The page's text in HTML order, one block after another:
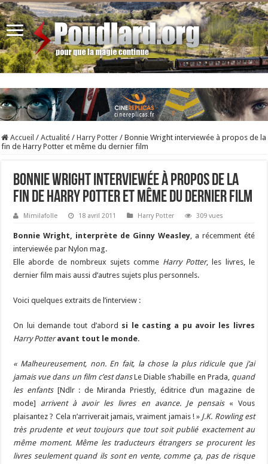
Accueil / Actualité / Harry Potter / Bonnie Wright interviewée à propos de la
fin de Harry Potter et même du dernier film
Bonnie Wright interviewée à propos de la
fin de Harry Potter et même du dernier film
Mimilafolle 18 avril 2011 Harry Potter 309 vues
Bonnie Wright, interprète de Ginny Weasley, a récemment été
interviewée par Nylon mag.
Elle aborde de nombreux sujets comme Harry Potter, les livres, le
dernier film mais aussi d’autres sujets plus personnels.
Voici quelques extraits de l’interview :
On lui demande tout d’abord si le casting a pu avoir les livres
Harry Potteravant tout le monde.
« Malheureusement, non. En fait, la chose la plus ridicule que j’ai
jamais vue dans un film c’est dansLe Diable s’habille en Prada, quand
les enfants[Ndlr : de Miranda Priestly, éditrice d’un magazine de
mode] arrivent à avoir les livres en avance. Je pensais « Vous
plaisantez ? Cela n’arriverait jamais, vraiment jamais ! » J.K. Rowling est
très prudente et veut toujours que tout soit publié exactement au
même moment. Même les traducteurs étrangers se procurent les
livres seulement quand ils sont en vente, comme ça, pas de risque